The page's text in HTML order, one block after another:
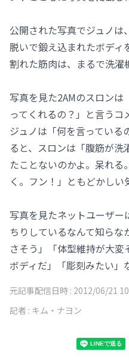
公開された写真でジュノは
脱いで鍛え込まれたボディ
割れた筋肉は、まるで洗濯
写真を見た2AMのスロン
ってくれるの？」と言う
ジュノは「何を言っている
ると、スロンは「腹筋が
たことないのかよ。呆れる
く。フン！」ともどかしい
写真を見たネットユーザー
ちりしているなんて知らな
さそう」「体型維持が大
ボディだ」「彫刻みたい」
元記事配信日時 : 2012/06/21
記者 : キム・ナヨン